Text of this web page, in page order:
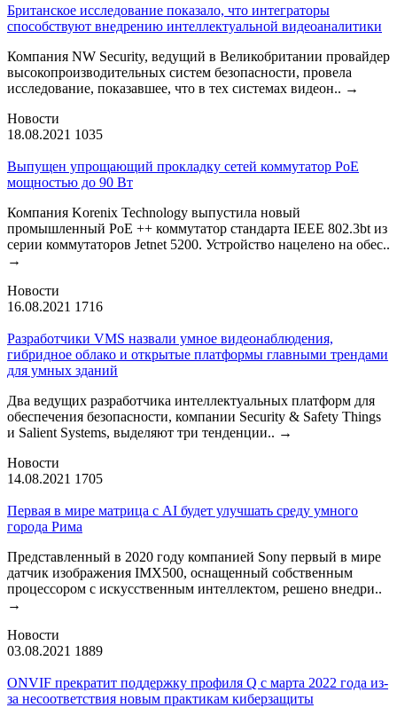
Британское исследование показало, что интеграторы
способствуют внедрению интеллектуальной видеоаналитики
Компания NW Security, ведущий в Великобритании провайдер
высокопроизводительных систем безопасности, провела
исследование, показавшее, что в тех системах видеон.. →
Новости
18.08.2021 1035
Выпущен упрощающий прокладку сетей коммутатор PoE
мощностью до 90 Вт
Компания Korenix Technology выпустила новый
промышленный PoE ++ коммутатор стандарта IEEE 802.3bt из
серии коммутаторов Jetnet 5200. Устройство нацелено на обес..
→
Новости
16.08.2021 1716
Разработчики VMS назвали умное видеонаблюдения,
гибридное облако и открытые платформы главными трендами
для умных зданий
Два ведущих разработчика интеллектуальных платформ для
обеспечения безопасности, компании Security & Safety Things
и Salient Systems, выделяют три тенденции.. →
Новости
14.08.2021 1705
Первая в мире матрица с AI будет улучшать среду умного
города Рима
Представленный в 2020 году компанией Sony первый в мире
датчик изображения IMX500, оснащенный собственным
процессором с искусственным интеллектом, решено внедри..
→
Новости
03.08.2021 1889
ONVIF прекратит поддержку профиля Q с марта 2022 года из-
за несоответствия новым практикам киберзащиты